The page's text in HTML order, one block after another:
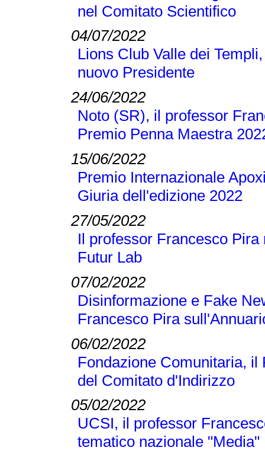
nel Comitato Scientifico
04/07/2022
Lions Club Valle dei
nuovo Presidente
24/06/2022
Noto (SR), il professor
Premio Penna Maestra
15/06/2022
Premio Internazionale
Giuria dell'edizione 2022
27/05/2022
Il professor Francesco
Futur Lab
07/02/2022
Disinformazione e Fake
Francesco Pira
06/02/2022
Fondazione Comunitaria,
del Comitato d'Indirizzo
05/02/2022
UCSI, il professor
tematico nazionale "Media"